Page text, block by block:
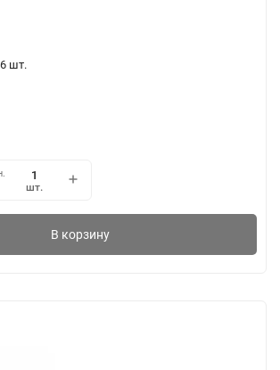
шт.
шт.
В корзину